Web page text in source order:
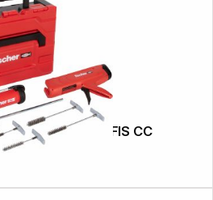
Fischer Malette de nettoyage & fixation FIS CC